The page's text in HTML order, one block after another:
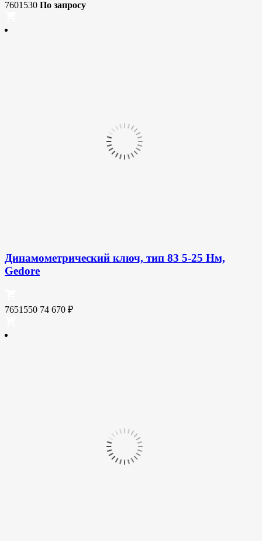
7601530 По запросу
Динамометрический ключ, тип 83 5-25 Нм,
Gedore
7651550 74 670 ₽